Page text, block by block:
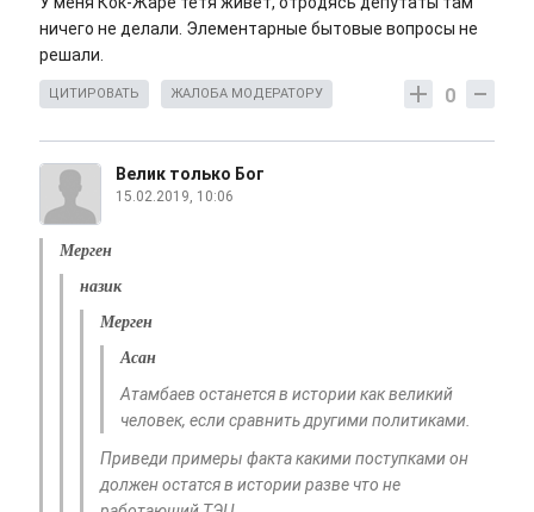
ничего не делали. Элементарные бытовые вопросы не
решали.
0
ЦИТИРОВАТЬ ЖАЛОБА МОДЕРАТОРУ
Велик только Бог
15.02.2019, 10:06
Мерген
назик
Мерген
Асан
Атамбаев останется в истории как великий
человек, если сравнить другими политиками.
Приведи примеры факта какими поступками он
должен остатся в истории разве что не